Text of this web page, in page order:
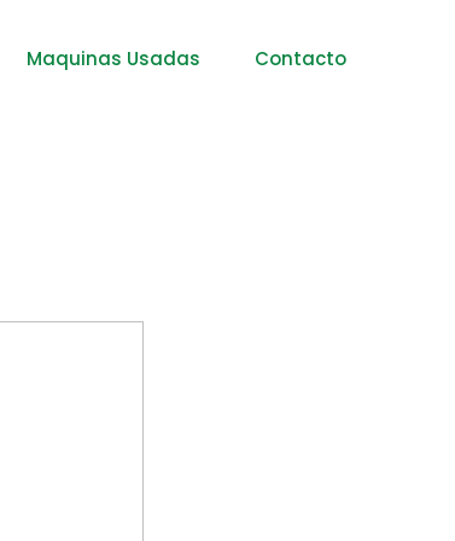
Maquinas Usadas Contacto